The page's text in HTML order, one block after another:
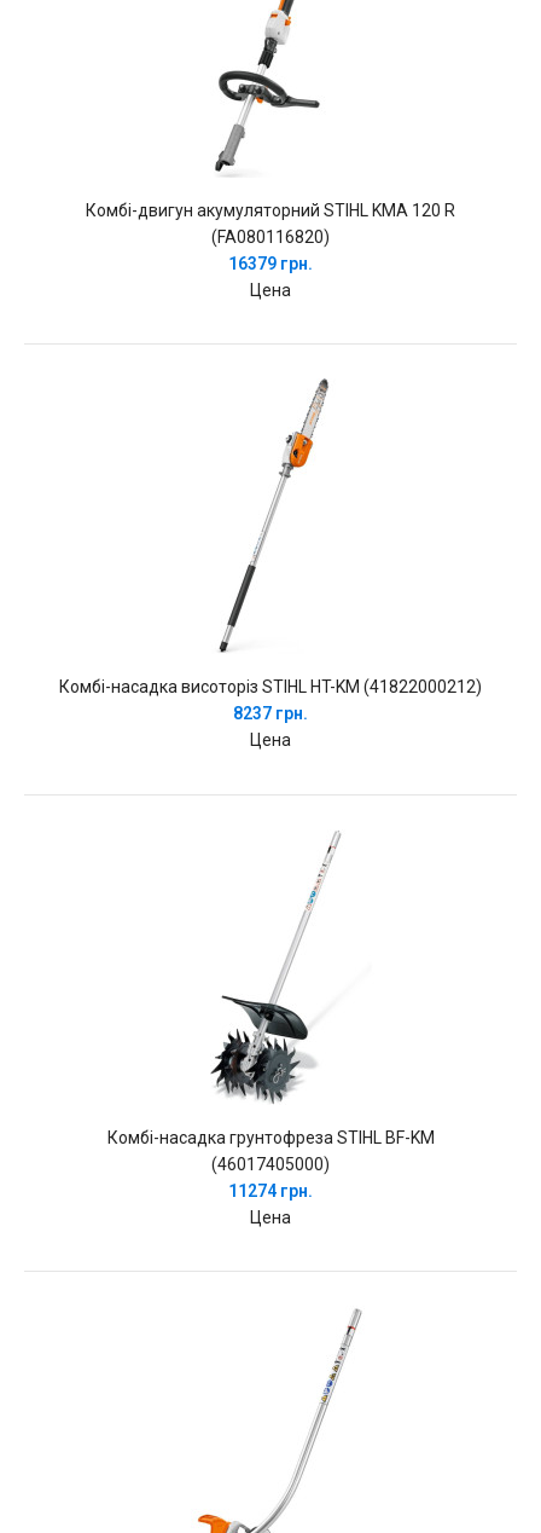
Комбі-двигун акумуляторний STIHL KMA 120 R
(FA080116820)
16379 грн.
Цена
Комбі-насадка висоторіз STIHL HT-KM (41822000212)
8237 грн.
Цена
Комбі-насадка грунтофреза STIHL BF-KM
(46017405000)
11274 грн.
Цена